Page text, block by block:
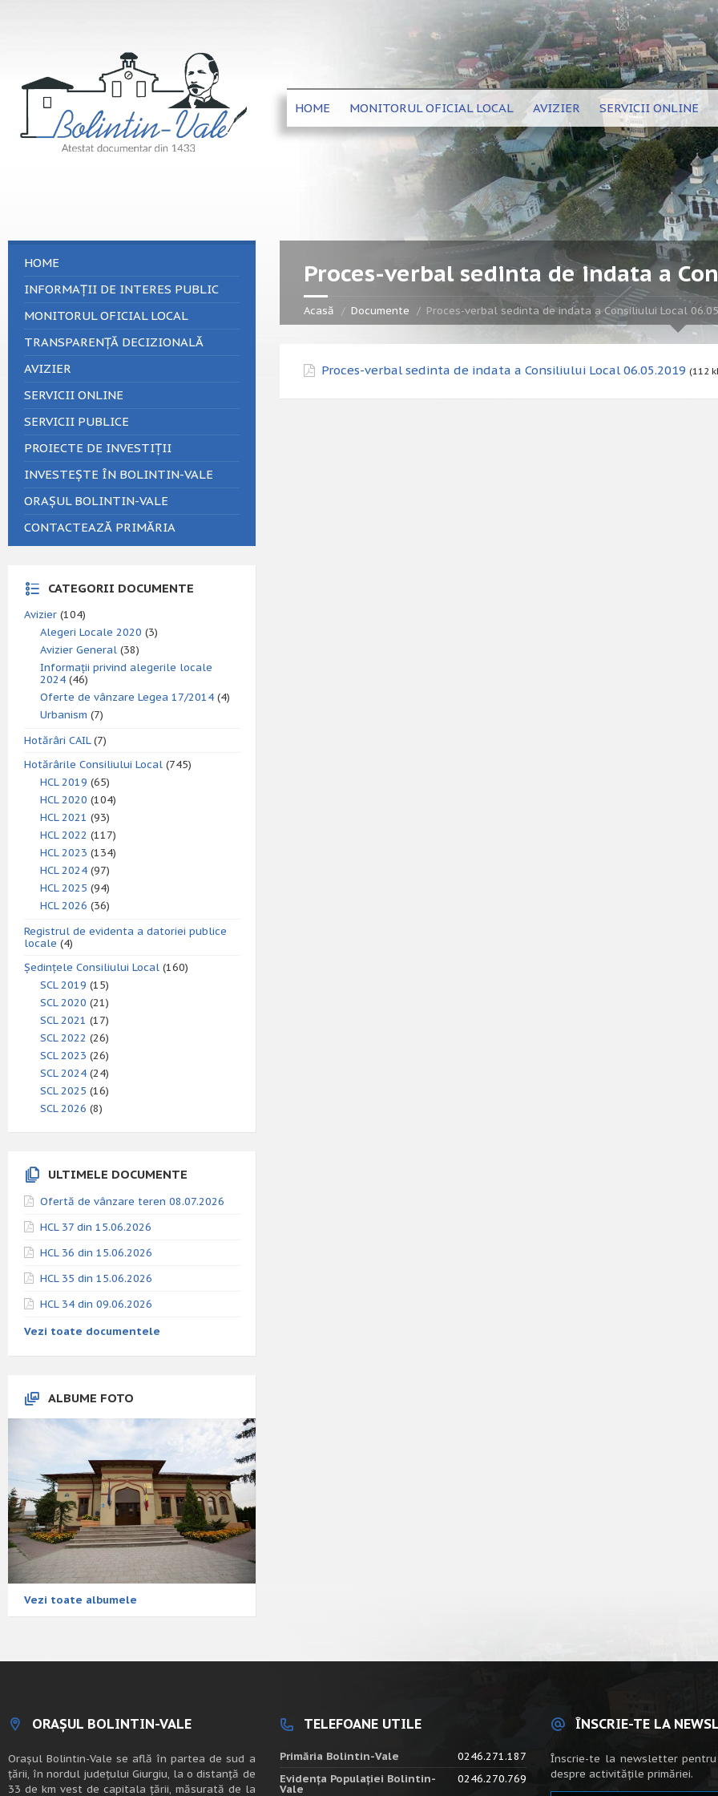
HOME MONITORUL OFICIAL LOCAL AVIZIER SERVICII ONLINE
Proces-verbal sedinta de indata a
Acasă Documente Proces-verbal sedinta de indata a Consiliului Local
Proces-verbal sedinta de indata a Consiliului Local 06.05.2019 (112
HOME
INFORMAȚII DE INTERES PUBLIC
MONITORUL OFICIAL LOCAL
TRANSPARENȚĂ DECIZIONALĂ
AVIZIER
SERVICII ONLINE
SERVICII PUBLICE
PROIECTE DE INVESTIȚII
INVESTEȘTE ÎN BOLINTIN-VALE
ORAȘUL BOLINTIN-VALE
CONTACTEAZĂ PRIMĂRIA
CATEGORII DOCUMENTE
Avizier (104)
Alegeri Locale 2020 (3)
Avizier General (38)
Informații privind alegerile locale
2024 (46)
Oferte de vânzare Legea 17/2014 (4)
Urbanism (7)
Hotărâri CAIL(7)
Hotărârile Consiliului Local (745)
HCL 2019 (65)
HCL 2020 (104)
HCL 2021 (93)
HCL 2022 (117)
HCL 2023 (134)
HCL 2024 (97)
HCL 2025 (94)
HCL 2026 (36)
Registrul de evidenta a datoriei publice
locale (4)
Ședințele Consiliului Local (160)
SCL 2019 (15)
SCL 2020 (21)
SCL 2021 (17)
SCL 2022 (26)
SCL 2023 (26)
SCL 2024 (24)
SCL 2025 (16)
SCL 2026 (8)
ULTIMELE DOCUMENTE
Ofertă de vânzare teren 08.07.2026
HCL 37 din 15.06.2026
HCL 36 din 15.06.2026
HCL 35 din 15.06.2026
HCL 34 din 09.06.2026
Vezi toate documentele
ALBUME FOTO
Vezi toate albumele
ORAȘUL BOLINTIN-VALE
Oraşul Bolintin-Vale se află în partea de sud a
ţării, în nordul judeţului Giurgiu, la o distanţă de
33 de km vest de capitala țării, măsurată de la
TELEFOANE UTILE
Primăria Bolintin-Vale
0246.271.187
Evidența Populației Bolintin-
Vale
0246.270.769
ÎNSCRIE-TE LA
Înscrie-te la newsletter
despre activitățile primăriei.